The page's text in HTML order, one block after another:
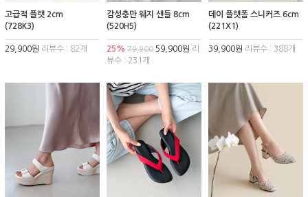
고급적 플랫 2cm
(728K3)
29,900원 리뷰수 : 82개
감성충만 웨지 샌들 8cm
(520H5)
25% 79,90059,900원 리
뷰수 : 231개
데이 플랫폼 스니커즈 6cm
(221X1)
39,900원 리뷰수 : 388개